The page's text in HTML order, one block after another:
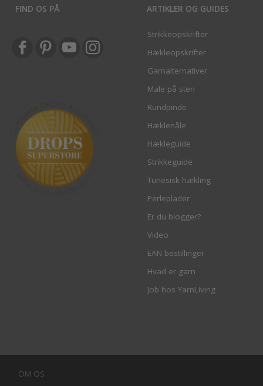
FIND OS PÅ ARTIKLER OG GUIDES
Strikkeopskrifter
Hækleopskrifter
Garnalternativer
Male på sten
Rundpinde
Hæklenåle
Hækleguide
Strikkeguide
Tunesisk hækling
Perleplader
Er du blogger?
Video
EAN bestillinger
Hvad er garn
Job hos YarnLiving
OM OS